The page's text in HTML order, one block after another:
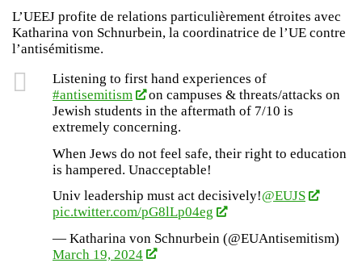
L’UEEJ profite de relations particulièrement étroites avec
Katharina von Schnurbein, la coordinatrice de l’UE contre
l’antisémitisme.
Listening to first hand experiences of
#antisemitism
on campuses & threats/attacks on
Jewish students in the aftermath of 7/10 is
extremely concerning.
When Jews do not feel safe, their right to education
is hampered. Unacceptable!
Univ leadership must act decisively!@EUJS
pic.twitter.com/pG8lLp04eg
— Katharina von Schnurbein (@EUAntisemitism)
March 19, 2024